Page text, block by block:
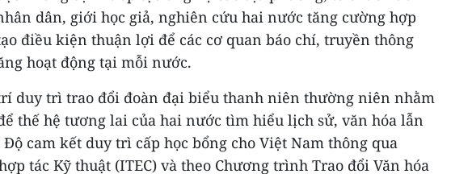
dân, giới học giả, nghiên cứu hai nước tăng cường hợp
điều kiện thuận lợi để các cơ quan báo chí, truyền thông
hoạt động tại mỗi nước.
duy trì trao đổi đoàn đại biểu thanh niên thường niên nhằm
thế hệ tương lai của hai nước tìm hiểu lịch sử, văn hóa lẫn
cam kết duy trì cấp học bổng cho Việt Nam thông qua
tác Kỹ thuật (ITEC) và theo Chương trình Trao đổi Văn hóa